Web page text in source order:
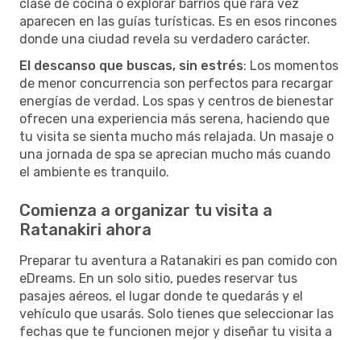
clase de cocina o explorar barrios que rara vez
aparecen en las guías turísticas. Es en esos rincones
donde una ciudad revela su verdadero carácter.
El descanso que buscas, sin estrés: Los momentos
de menor concurrencia son perfectos para recargar
energías de verdad. Los spas y centros de bienestar
ofrecen una experiencia más serena, haciendo que
tu visita se sienta mucho más relajada. Un masaje o
una jornada de spa se aprecian mucho más cuando
el ambiente es tranquilo.
Comienza a organizar tu visita a
Ratanakiri ahora
Preparar tu aventura a Ratanakiri es pan comido con
eDreams. En un solo sitio, puedes reservar tus
pasajes aéreos, el lugar donde te quedarás y el
vehículo que usarás. Solo tienes que seleccionar las
fechas que te funcionen mejor y diseñar tu visita a